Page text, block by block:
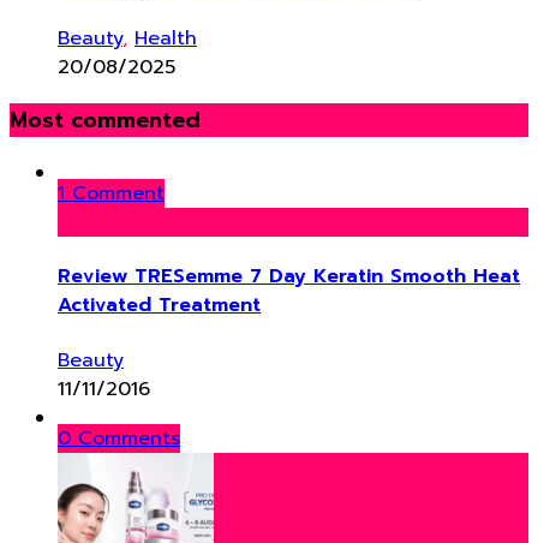
Beauty, Health
20/08/2025
Most commented
1 Comment
Review TRESemme 7 Day Keratin Smooth Heat
Activated Treatment
Beauty
11/11/2016
0 Comments